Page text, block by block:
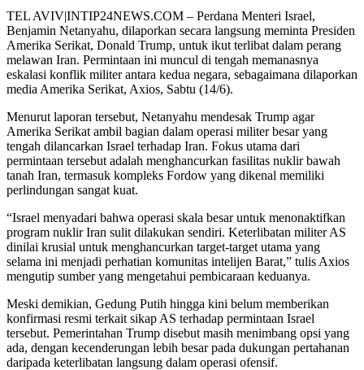
Share
TEL AVIV|INTIP24NEWS.COM – Perdana Menteri Israel,
Benjamin Netanyahu, dilaporkan secara langsung meminta Presiden
Amerika Serikat, Donald Trump, untuk ikut terlibat dalam perang
melawan Iran. Permintaan ini muncul di tengah memanasnya
eskalasi konflik militer antara kedua negara, sebagaimana dilaporkan
media Amerika Serikat, Axios, Sabtu (14/6).
Menurut laporan tersebut, Netanyahu mendesak Trump agar
Amerika Serikat ambil bagian dalam operasi militer besar yang
tengah dilancarkan Israel terhadap Iran. Fokus utama dari
permintaan tersebut adalah menghancurkan fasilitas nuklir bawah
tanah Iran, termasuk kompleks Fordow yang dikenal memiliki
perlindungan sangat kuat.
“Israel menyadari bahwa operasi skala besar untuk menonaktifkan
program nuklir Iran sulit dilakukan sendiri. Keterlibatan militer AS
dinilai krusial untuk menghancurkan target-target utama yang
selama ini menjadi perhatian komunitas intelijen Barat,” tulis Axios
mengutip sumber yang mengetahui pembicaraan keduanya.
Meski demikian, Gedung Putih hingga kini belum memberikan
konfirmasi resmi terkait sikap AS terhadap permintaan Israel
tersebut. Pemerintahan Trump disebut masih menimbang opsi yang
ada, dengan kecenderungan lebih besar pada dukungan pertahanan
daripada keterlibatan langsung dalam operasi ofensif.